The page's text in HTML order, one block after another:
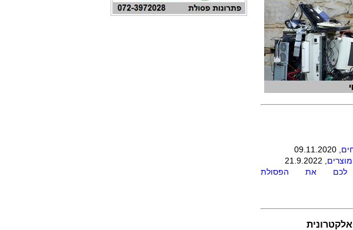
לכם את הפסולת